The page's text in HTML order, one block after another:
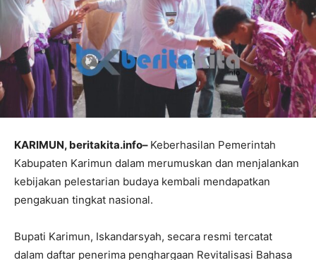
KARIMUN, beritakita.info– Keberhasilan Pemerintah
Kabupaten Karimun dalam merumuskan dan menjalankan
kebijakan pelestarian budaya kembali mendapatkan
pengakuan tingkat nasional.
Bupati Karimun, Iskandarsyah, secara resmi tercatat
dalam daftar penerima penghargaan Revitalisasi Bahasa